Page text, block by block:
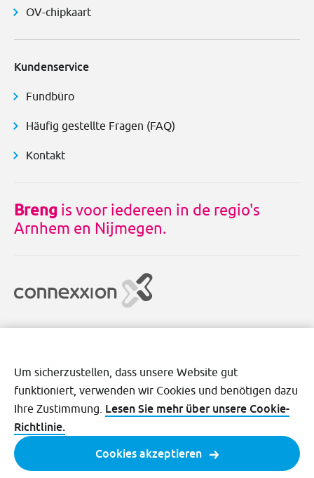
OV-chipkaart
Kundenservice
Fundbüro
Häufig gestellte Fragen (FAQ)
Kontakt
Breng is voor iedereen in de regio's
Arnhem en Nijmegen.
Disclaimer Cookies
Datenschutz
Allgemeine Geschäftsbedingungen
Um sicherzustellen, dass unsere Website gut
funktioniert, verwenden wir Cookies und benötigen dazu
Ihre Zustimmung. Lesen Sie mehr über unsere Cookie-
Richtlinie.
Cookies akzeptieren